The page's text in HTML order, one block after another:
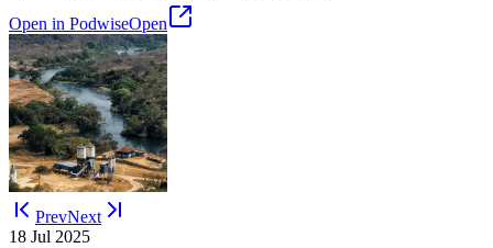
Open in PodwiseOpen
PrevNext
18 Jul 2025